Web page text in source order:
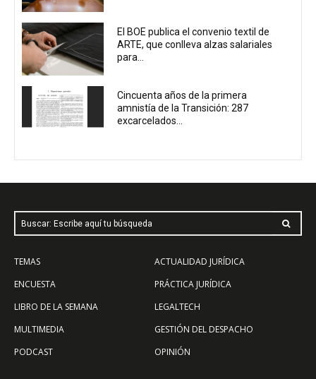
El BOE publica el convenio textil de
ARTE, que conlleva alzas salariales
para...
Cincuenta años de la primera
amnistía de la Transición: 287
excarcelados...
Buscar: Escribe aquí tu búsqueda
TEMAS
ENCUESTA
LIBRO DE LA SEMANA
MULTIMEDIA
PODCAST
ACTUALIDAD JURÍDICA
PRÁCTICA JURÍDICA
LEGALTECH
GESTIÓN DEL DESPACHO
OPINIÓN